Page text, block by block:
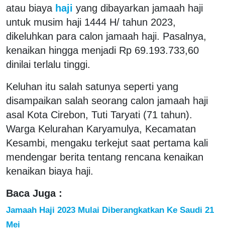
atau biaya haji yang dibayarkan jamaah haji
untuk musim haji 1444 H/ tahun 2023,
dikeluhkan para calon jamaah haji. Pasalnya,
kenaikan hingga menjadi Rp 69.193.733,60
dinilai terlalu tinggi.
Keluhan itu salah satunya seperti yang
disampaikan salah seorang calon jamaah haji
asal Kota Cirebon, Tuti Taryati (71 tahun).
Warga Kelurahan Karyamulya, Kecamatan
Kesambi, mengaku terkejut saat pertama kali
mendengar berita tentang rencana kenaikan
kenaikan biaya haji.
Baca Juga :
Jamaah Haji 2023 Mulai Diberangkatkan Ke Saudi 21
Mei